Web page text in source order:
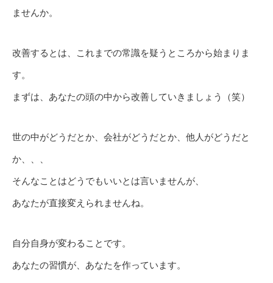
ませんか。
改善するとは、これまでの常識を疑うところから始まりま
す。
まずは、あなたの頭の中から改善していきましょう（笑）
世の中がどうだとか、会社がどうだとか、他人がどうだと
か、、、
そんなことはどうでもいいとは言いませんが、
あなたが直接変えられませんね。
自分自身が変わることです。
あなたの習慣が、あなたを作っています。